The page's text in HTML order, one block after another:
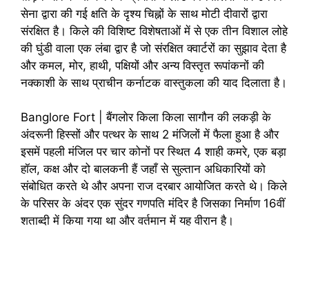
सेना द्वारा की गई क्षति के दृश्य चिह्नों के साथ मोटी दीवारों द्वारा
संरक्षित है। किले की विशिष्ट विशेषताओं में से एक तीन विशाल लोहे
की घुंडी वाला एक लंबा द्वार है जो संरक्षित क्वार्टरों का सुझाव देता है
और कमल, मोर, हाथी, पक्षियों और अन्य विस्तृत रूपांकनों की
नक्काशी के साथ प्राचीन कर्नाटक वास्तुकला की याद दिलाता है।
Banglore Fort | बैंगलोर किला किला सागौन की लकड़ी के
अंदरूनी हिस्सों और पत्थर के साथ 2 मंजिलों में फैला हुआ है और
इसमें पहली मंजिल पर चार कोनों पर स्थित 4 शाही कमरे, एक बड़ा
हॉल, कक्ष और दो बालकनी हैं जहाँ से सुल्तान अधिकारियों को
संबोधित करते थे और अपना राज दरबार आयोजित करते थे। किले
के परिसर के अंदर एक सुंदर गणपति मंदिर है जिसका निर्माण 16वीं
शताब्दी में किया गया था और वर्तमान में यह वीरान है।